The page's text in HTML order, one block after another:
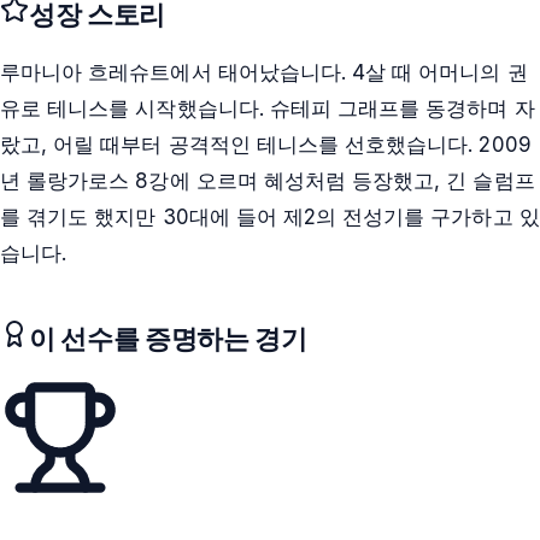
성장 스토리
루마니아 흐레슈트에서 태어났습니다. 4살 때 어머니의 권
유로 테니스를 시작했습니다. 슈테피 그래프를 동경하며 자
랐고, 어릴 때부터 공격적인 테니스를 선호했습니다. 2009
년 롤랑가로스 8강에 오르며 혜성처럼 등장했고, 긴 슬럼프
를 겪기도 했지만 30대에 들어 제2의 전성기를 구가하고 있
습니다.
이 선수를 증명하는 경기